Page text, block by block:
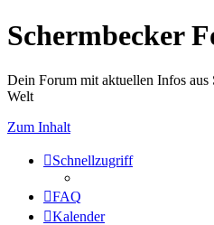
Schermbecker
Dein Forum mit aktuellen Infos aus
Welt
Zum Inhalt
Schnellzugriff
FAQ
Kalender